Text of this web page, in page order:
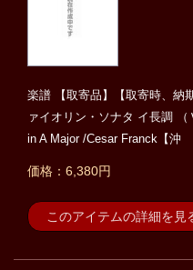
楽譜 【取寄品】【取寄時、納
ァイオリン・ソナタ イ長調
in A Major /Cesar Franck【沖
価格：6,380円
このアイテムの詳細を見